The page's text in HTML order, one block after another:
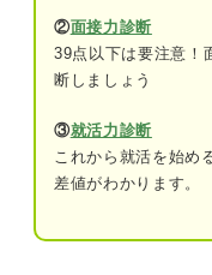
経歴別！ 美
例文
例文
②面接力診断
39点以下は要注意！
断しましょう
③就活力診断
これから就活を始め
差値がわかります。
美容師の履歴書は